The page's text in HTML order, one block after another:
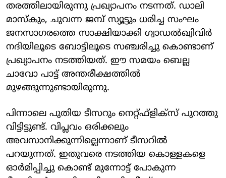
തരത്തിലായിരുന്നു പ്രഖ്യാപനം നടന്നത്. ഡാലി
മാസ്‌കും, ചുവന്ന ജമ്പ് സ്യൂട്ടും ധരിച്ച സംഘം
ജനസാഗരത്തെ സാക്ഷിയാക്കി ഗ്വാഡല്‍ഖ്വിവിര്‍
നദിയിലൂടെ ബോട്ടിലൂടെ സഞ്ചരിച്ചു കൊണ്ടാണ്
പ്രഖ്യാപനം നടത്തിയത്. ഈ സമയം ബെല്ല
ചാവോ പാട്ട് അന്തരീക്ഷത്തില്‍
മുഴങ്ങുന്നുണ്ടായിരുന്നു.
പിന്നാലെ പുതിയ ടീസറും നെറ്റ്ഫ്‌ളിക്‌സ് പുറത്തു
വിട്ടിട്ടുണ്ട്. വിപ്ലവം ഒരിക്കലും
അവസാനിക്കുന്നില്ലെന്നാണ് ടീസറില്‍
പറയുന്നത്. ഇതുവരെ നടത്തിയ കൊള്ളകളെ
ഓര്‍മിപ്പിച്ചു കൊണ്ട് മുന്നോട്ട് പോകുന്ന